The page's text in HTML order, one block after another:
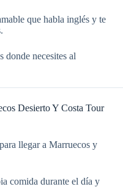
que habla inglés y te
donde necesites al
Desierto Y Costa Tour
llegar a Marruecos y
comida durante el día y